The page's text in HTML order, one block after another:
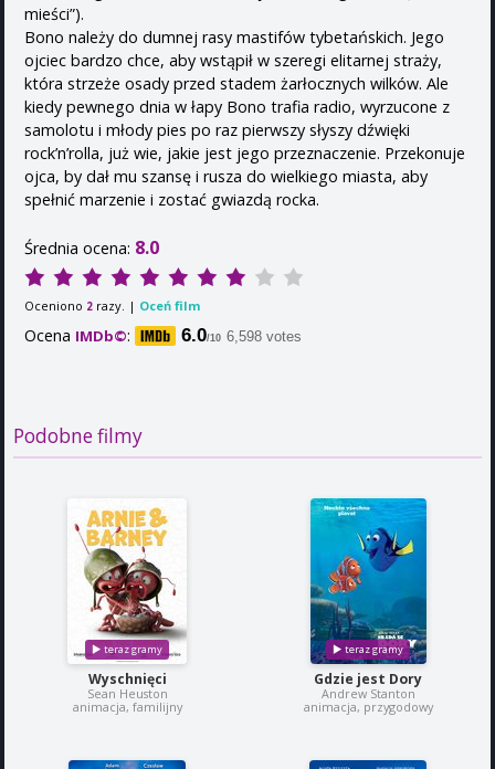
mieści”).
Bono należy do dumnej rasy mastifów tybetańskich. Jego
ojciec bardzo chce, aby wstąpił w szeregi elitarnej straży,
która strzeże osady przed stadem żarłocznych wilków. Ale
kiedy pewnego dnia w łapy Bono trafia radio, wyrzucone z
samolotu i młody pies po raz pierwszy słyszy dźwięki
rock’n’rolla, już wie, jakie jest jego przeznaczenie. Przekonuje
ojca, by dał mu szansę i rusza do wielkiego miasta, aby
spełnić marzenie i zostać gwiazdą rocka.
Średnia ocena: 8.0
Oceniono 2 razy. | Oceń film
Ocena IMDb©: 6.0/10 6,598 votes
Podobne filmy
Wyschnięci
Sean Heuston
animacja, familijny
Gdzie jest Dory
Andrew Stanton
animacja, przygodowy